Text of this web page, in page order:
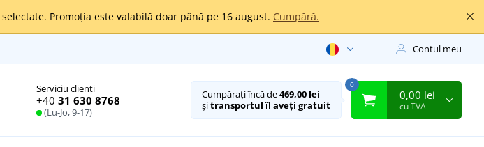
selectate. Promoția este valabilă doar până pe 16 august. Cumpără.
Contul meu
Serviciu clienți
+40 31 630 8768
(Lu-Jo, 9-17)
Cumpărați încă de469,00 lei
șitransportul îl aveți gratuit
0
0,00 lei
cu TVA